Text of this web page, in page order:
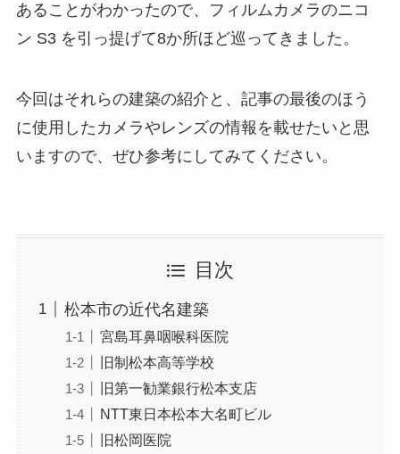
あることがわかったので、フィルムカメラのニコ
ン S3 を引っ提げて8か所ほど巡ってきました。
今回はそれらの建築の紹介と、記事の最後のほう
に使用したカメラやレンズの情報を載せたいと思
いますので、ぜひ参考にしてみてください。
目次
松本市の近代名建築
宮島耳鼻咽喉科医院
旧制松本高等学校
旧第一勧業銀行松本支店
NTT東日本松本大名町ビル
旧松岡医院